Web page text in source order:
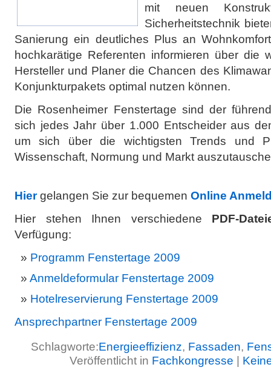
mit neuen
Sicherheitstechnik
Sanierung ein deutliches Plus an
hochkarätige Referenten informieren über die
Hersteller und Planer die Chancen des
Konjunkturpakets optimal nutzen können.
Die Rosenheimer Fenstertage sind der
sich jedes Jahr über 1.000 Entscheider aus
um sich über die wichtigsten Trends und
Wissenschaft, Normung und Markt
Hier gelangen Sie zur bequemen Online
Hier stehen Ihnen verschiedene PDF-
Verfügung:
Programm Fenstertage 2009
Anmeldeformular Fenstertage 2009
Hotelreservierung Fenstertage 2009
Ansprechpartner Fenstertage 2009
Schlagworte:Energieeffizienz, Fassaden,
Veröffentlicht in Fachkongresse |